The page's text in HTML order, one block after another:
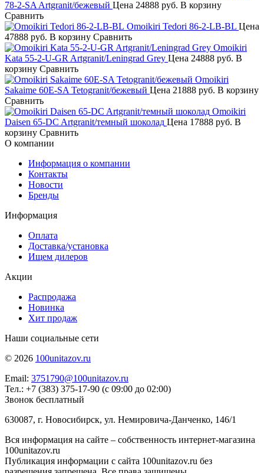
78-2-SA Artgranit/бежевый Цена 24888 руб. В корзину
Сравнить
Omoikiri Tedori 86-2-LB-BL Цена
47888 руб. В корзину Сравнить
Omoikiri
Kata 55-2-U-GR Artgranit/Leningrad Grey Цена 24888 руб. В
корзину Сравнить
Omoikiri
Sakaime 60E-SA Tetogranit/бежевый Цена 21888 руб. В корзину
Сравнить
Omoikiri
Daisen 65-DC Artgranit/темный шоколад Цена 17888 руб. В
корзину Сравнить
О компании
Информация о компании
Контакты
Новости
Бренды
Информация
Оплата
Доставка/установка
Ищем дилеров
Акции
Распродажа
Новинка
Хит продаж
Наши социальные сети
© 2026 100unitazov.ru
Email: 3751790@100unitazov.ru
Тел.: +7 (383) 375-17-90 (с 09:00 до 02:00)
Звонок бесплатный
630087, г. Новосибирск, ул. Немировича-Данченко, 146/1
Вся информация на сайте – собственность интернет-магазина
100unitazov.ru
Публикация информации с сайта 100unitazov.ru без